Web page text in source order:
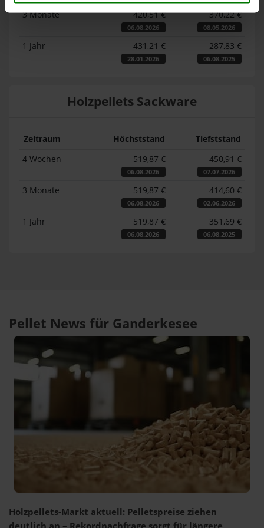
3 Monate 420,51 €
06.08.2026
370,22 €
08.05.2026
1 Jahr 431,21 €
28.01.2026
287,83 €
06.08.2025
Holzpellets Sackware
Zeitraum Höchststand
Tiefststand
4 Wochen
519,87 €
06.08.2026
450,91 €
07.07.2026
3 Monate 519,87 €
06.08.2026
414,60 €
02.06.2026
1 Jahr 519,87 €
06.08.2026
351,69 €
06.08.2025
Pellet News für Ganderkesee
Holzpellets-Markt aktuell: Pelletspreise ziehen